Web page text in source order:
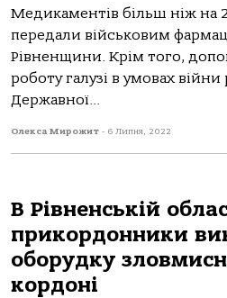
Медикаментів більш ніж на
передали військовим
Рівненщини. Крім того,
роботу галузі в умовах
Державної...
Олекса Мирожит - 6 Липня, 2022
В Рівненській
прикордонники
оборудку
кордоні